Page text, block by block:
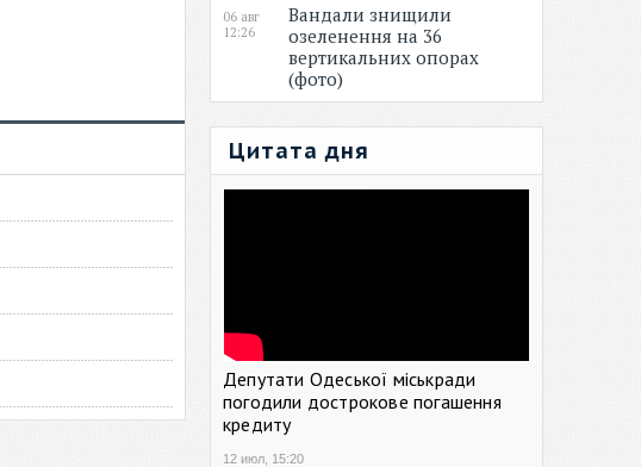
06 авг
12:26
Вандали знищили
озеленення на 36
вертикальних опорах
(фото)
Цитата дня
Депутати Одеської міськради
погодили дострокове погашення
кредиту
12 июл, 15:20